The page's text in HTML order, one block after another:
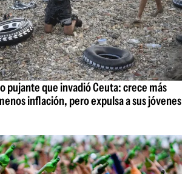
pujante que invadió Ceuta: crece más
inflación, pero expulsa a sus jóvenes